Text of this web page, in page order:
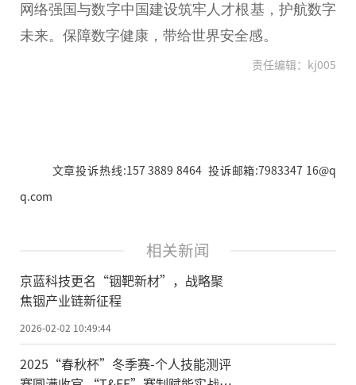
网络强国与数字中国建设筑牢人才根基，护航数字
未来。保障数字健康，带给世界安全感。
责任编辑：kj005
文章投诉热线:157 3889 8464 投诉邮箱:7983347 16@q
q.com
相关新闻
京蓝科技更名“铟靶新材”，战略聚
焦铟产业链新征程
2026-02-02 10:49:44
2025“春秋杯”冬季赛-个人技能测评